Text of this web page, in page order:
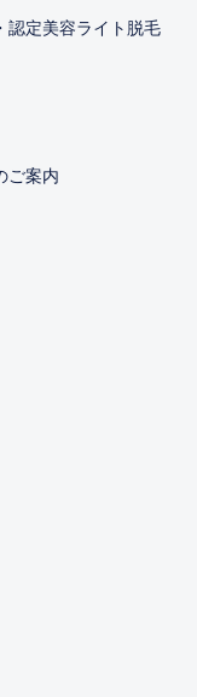
認定美容ライト脱毛
ご案内